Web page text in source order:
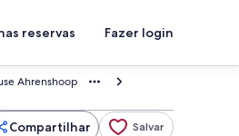
reservas Fazer login
Ahrenshoop
Compartilhar Salvar